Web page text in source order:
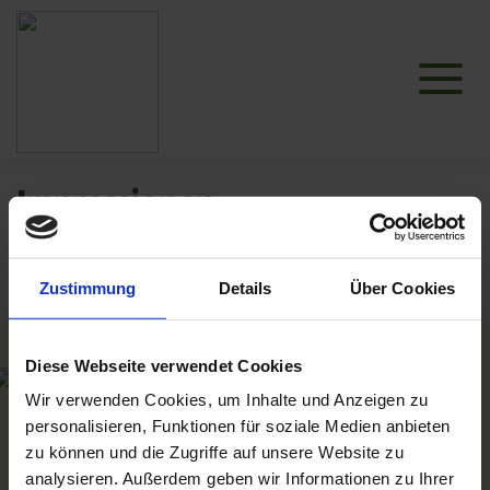
Zustimmung Details Über Cookies
Diese Webseite verwendet Cookies
Wir verwenden Cookies, um Inhalte und Anzeigen zu
personalisieren, Funktionen für soziale Medien anbieten
zu können und die Zugriffe auf unsere Website zu
analysieren. Außerdem geben wir Informationen zu Ihrer
Impressionen